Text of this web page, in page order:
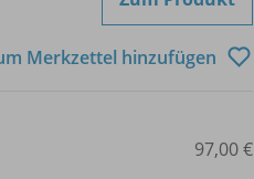
Merkzettel hinzufügen
97,00 €